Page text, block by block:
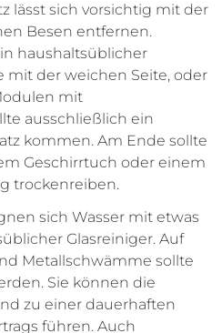
lässt sich vorsichtig mit der
Besen entfernen.
haushaltsüblicher
mit der weichen Seite, oder
mit
ausschließlich ein
kommen. Am Ende sollte
Geschirrtuch oder einem
trockenreiben.
sich Wasser mit etwas
Glasreiniger. Auf
Metallschwämme sollte
Sie können die
zu einer dauerhaften
führen. Auch